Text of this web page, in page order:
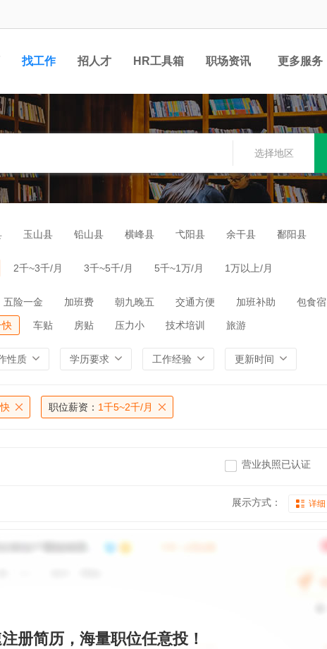
找工作 招人才 HR工具箱 职场资讯 更多服务
选择地区
玉山县 铅山县 横峰县 弋阳县 余干县 鄱阳县
2千~3千/月 3千~5千/月 5千~1万/月 1万以上/月
五险一金 加班费 朝九晚五 交通方便 加班补助 包食宿
快 车贴 房贴 压力小 技术培训 旅游
性质 学历要求 工作经验 更新时间
职位薪资： 1千5~2千/月
营业执照已认证
展示方式： 详细
册简历，海量职位任意投！